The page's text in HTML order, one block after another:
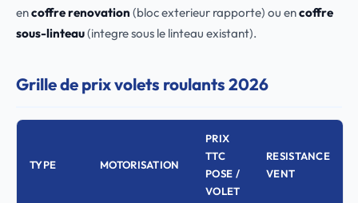
encoffre renovation (bloc exterieur rapporte) ou encoffre
sous-linteau(integre sous le linteau existant).
Grille de prix volets roulants 2026
TYPE MOTORISATION
PRIX
TTC
POSE /
VOLET
RESISTANCE
VENT